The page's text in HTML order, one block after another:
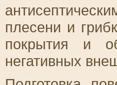
плесени и
покрытия и
негативных